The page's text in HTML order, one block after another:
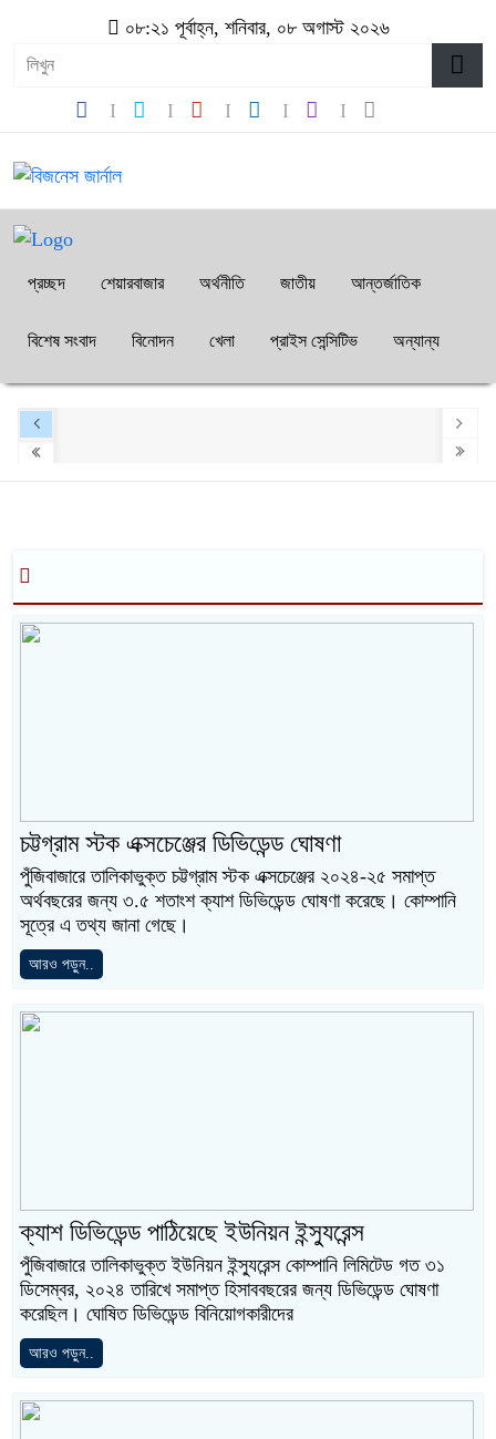
০৮:২১ পূর্বাহ্ন, শনিবার, ০৮ অগাস্ট ২০২৬
প্রচ্ছদ শেয়ারবাজার অর্থনীতি জাতীয় আন্তর্জাতিক
বিশেষ সংবাদ বিনোদন খেলা প্রাইস সেন্সিটিভ অন্যান্য
চট্টগ্রাম স্টক এক্সচেঞ্জের ডিভিডেন্ড ঘোষণা
পুঁজিবাজারে তালিকাভুক্ত চট্টগ্রাম স্টক এক্সচেঞ্জের ২০২৪-২৫ সমাপ্ত
অর্থবছরের জন্য ৩.৫ শতাংশ ক্যাশ ডিভিডেন্ড ঘোষণা করেছে। কোম্পানি
সূত্রে এ তথ্য জানা গেছে।
আরও পড়ুন..
ক্যাশ ডিভিডেন্ড পাঠিয়েছে ইউনিয়ন ইন্স্যুরেন্স
পুঁজিবাজারে তালিকাভুক্ত ইউনিয়ন ইন্স্যুরেন্স কোম্পানি লিমিটেড গত ৩১
ডিসেম্বর, ২০২৪ তারিখে সমাপ্ত হিসাববছরের জন্য ডিভিডেন্ড ঘোষণা
করেছিল। ঘোষিত ডিভিডেন্ড বিনিয়োগকারীদের
আরও পড়ুন..